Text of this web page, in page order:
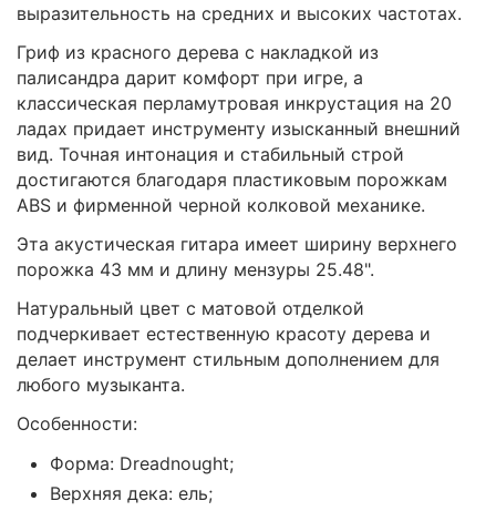
выразительность на средних и высоких частотах.
Гриф из красного дерева с накладкой из
палисандра дарит комфорт при игре, а
классическая перламутровая инкрустация на 20
ладах придает инструменту изысканный внешний
вид. Точная интонация и стабильный строй
достигаются благодаря пластиковым порожкам
ABS и фирменной черной колковой механике.
Эта акустическая гитара имеет ширину верхнего
порожка 43 мм и длину мензуры 25.48".
Натуральный цвет с матовой отделкой
подчеркивает естественную красоту дерева и
делает инструмент стильным дополнением для
любого музыканта.
Особенности:
Форма: Dreadnought;
Верхняя дека: ель;